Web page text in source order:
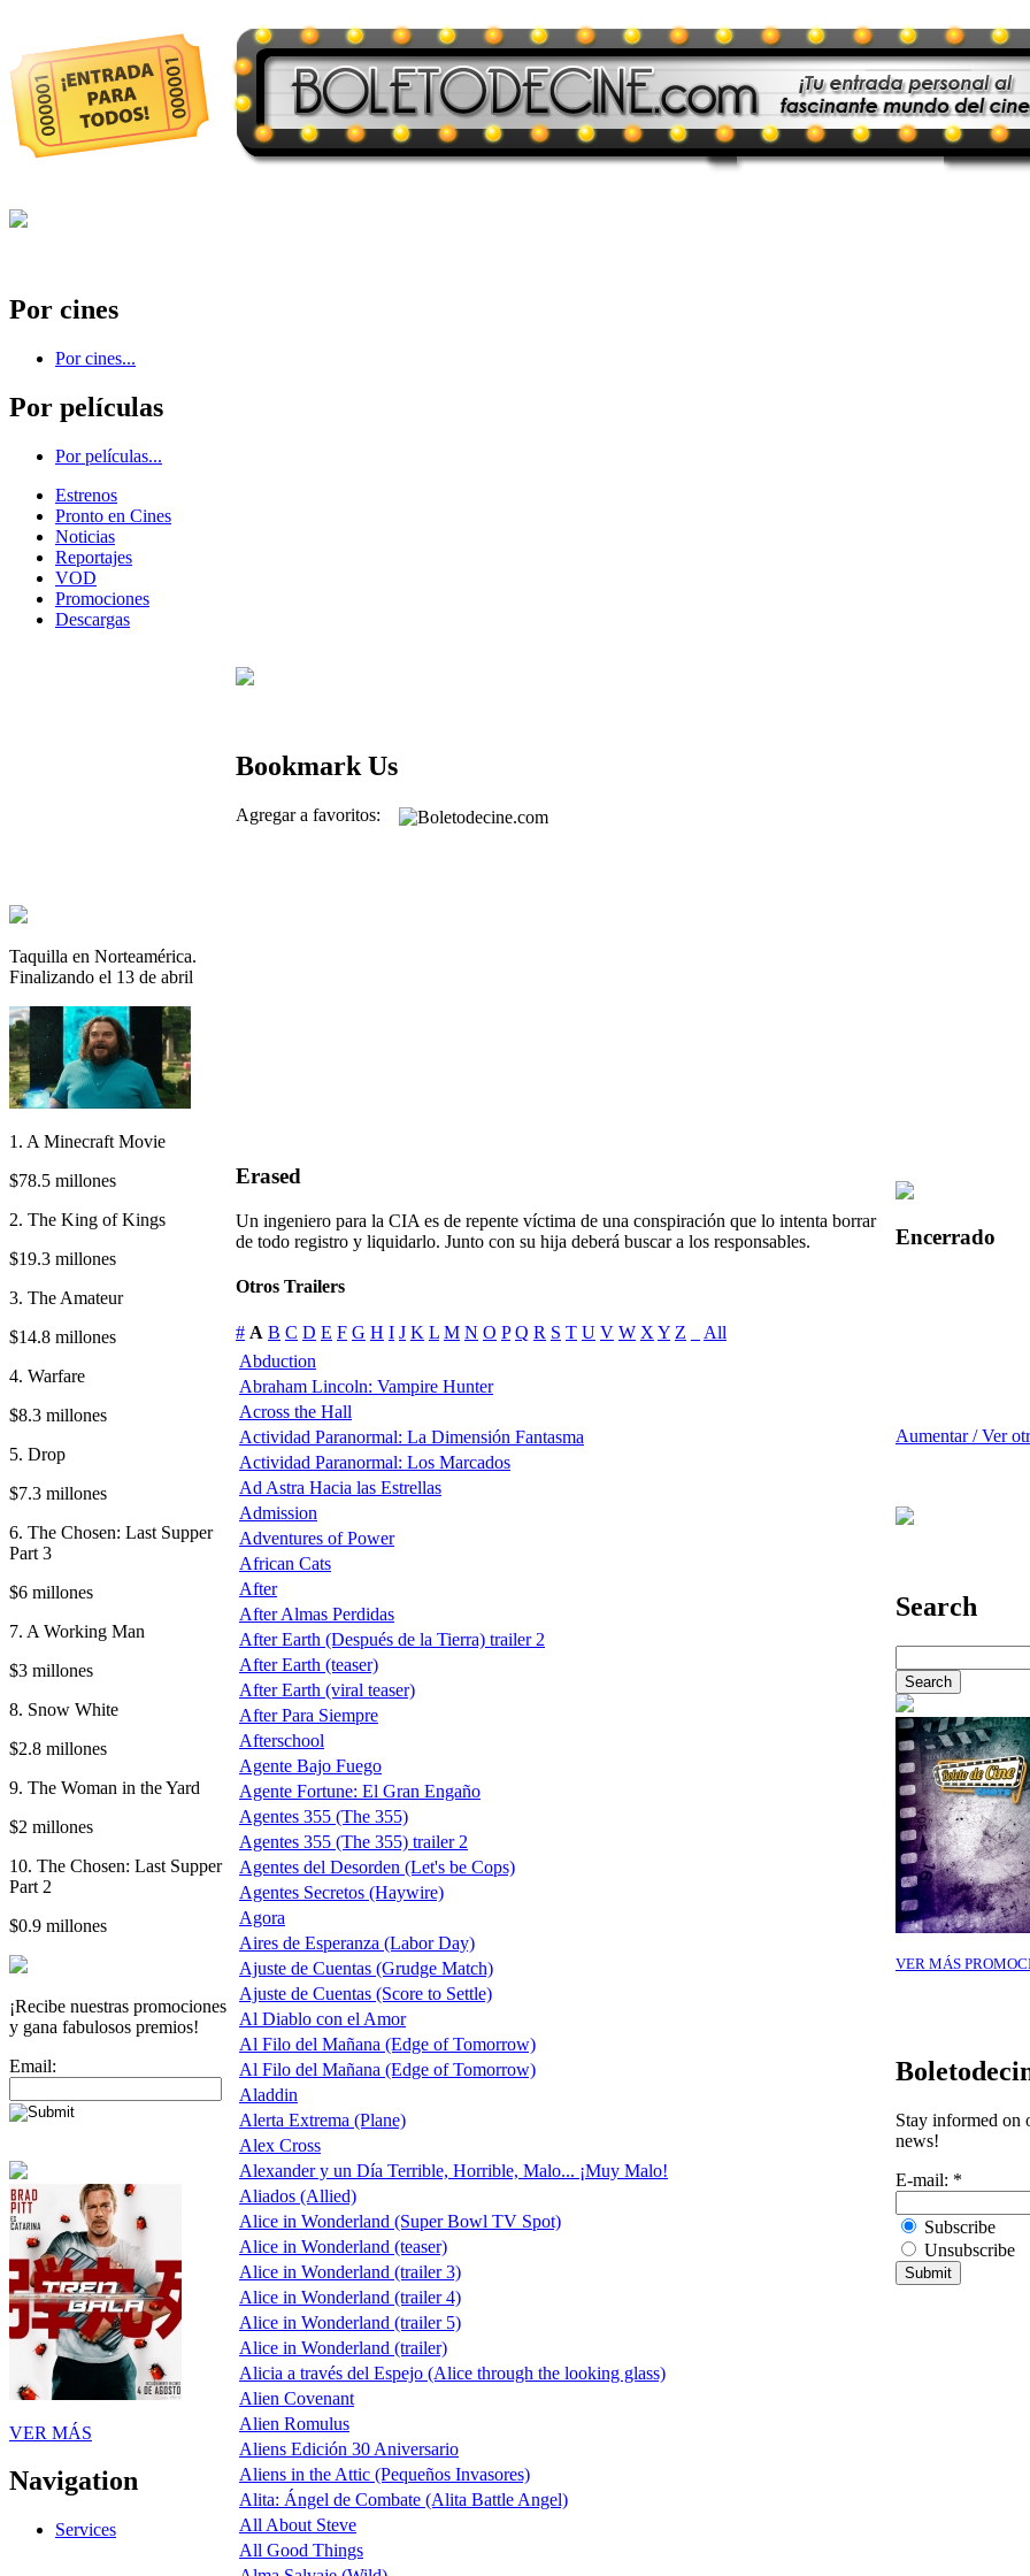
Por cines
Por cines...
Por películas
Por películas...
Estrenos
Pronto en Cines
Noticias
Reportajes
VOD
Promociones
Descargas
Taquilla en Norteamérica.
Finalizando el 13 de abril
1. A Minecraft Movie
$78.5 millones
2. The King of Kings
$19.3 millones
3. The Amateur
$14.8 millones
4. Warfare
$8.3 millones
5. Drop
$7.3 millones
6. The Chosen: Last Supper
Part 3
$6 millones
7. A Working Man
$3 millones
8. Snow White
$2.8 millones
9. The Woman in the Yard
$2 millones
10. The Chosen: Last Supper
Part 2
$0.9 millones
¡Recibe nuestras promociones
y gana fabulosos premios!
Email:
VER MÁS
Navigation
Services
Bookmark Us
Agregar a favoritos:
Erased
Un ingeniero para la CIA es de repente víctima de una conspiración que lo intenta borrar
de todo registro y liquidarlo. Junto con su hija deberá buscar a los responsables.
Otros Trailers
# A B C D E F G H I J K L M N O P Q R S T U V W X Y Z
All
Abduction
Abraham Lincoln: Vampire Hunter
Across the Hall
Actividad Paranormal: La Dimensión Fantasma
Actividad Paranormal: Los Marcados
Ad Astra Hacia las Estrellas
Admission
Adventures of Power
African Cats
After
After Almas Perdidas
After Earth (Después de la Tierra) trailer 2
After Earth (teaser)
After Earth (viral teaser)
After Para Siempre
Afterschool
Agente Bajo Fuego
Agente Fortune: El Gran Engaño
Agentes 355 (The 355)
Agentes 355 (The 355) trailer 2
Agentes del Desorden (Let's be Cops)
Agentes Secretos (Haywire)
Agora
Aires de Esperanza (Labor Day)
Ajuste de Cuentas (Grudge Match)
Ajuste de Cuentas (Score to Settle)
Al Diablo con el Amor
Al Filo del Mañana (Edge of Tomorrow)
Al Filo del Mañana (Edge of Tomorrow)
Aladdin
Alerta Extrema (Plane)
Alex Cross
Alexander y un Día Terrible, Horrible, Malo... ¡Muy Malo!
Aliados (Allied)
Alice in Wonderland (Super Bowl TV Spot)
Alice in Wonderland (teaser)
Alice in Wonderland (trailer 3)
Alice in Wonderland (trailer 4)
Alice in Wonderland (trailer 5)
Alice in Wonderland (trailer)
Alicia a través del Espejo (Alice through the looking glass)
Alien Covenant
Alien Romulus
Aliens Edición 30 Aniversario
Aliens in the Attic (Pequeños Invasores)
Alita: Ángel de Combate (Alita Battle Angel)
All About Steve
All Good Things
Encerrado
Aumentar / Ver
Search
VER MÁS
Stay informed on
news!
E-mail: *
Subscribe
Unsubscribe